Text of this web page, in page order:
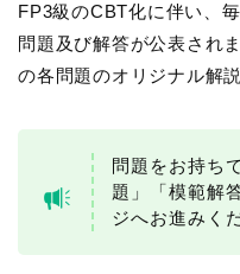
FP3級のCBT化に伴い、
問題及び解答が公表され
の各問題のオリジナル解
問題をお持ち
題」「模範解
ジへお進みく